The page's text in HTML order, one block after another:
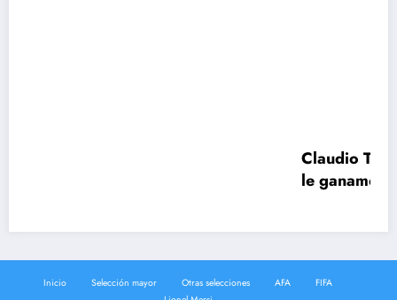
Inicio Selección mayor Otras selecciones AFA
FIFA